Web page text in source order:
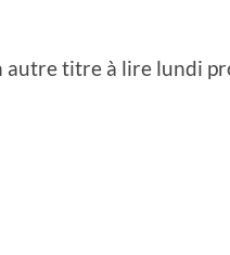
autre titre à lire lundi